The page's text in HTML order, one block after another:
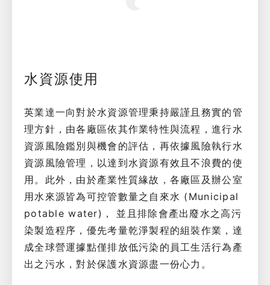
水資源使用
英業達一向對於水資源管理秉持嚴謹且務實的管
理方針，由各廠區依其作業特性與流程，進行水
資源風險鑑別與機會的評估，再依據風險執行水
資源風險管理，以達到水資源有效且不浪費的使
用。此外，由於產業性質緣故，各廠區及辦公室
用水來源皆為可控管數量之自來水 (Municipal
potable water)， 並且排除會產出廢水之高污
染製造程序，優先考量乾淨製程的組裝作業，達
成全球營運據點僅排放低污染的員工生活行為產
出之污水，對於保護水資源盡一份心力。